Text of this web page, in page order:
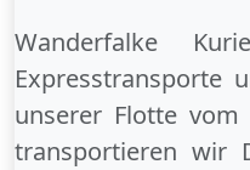
Wanderfalke
Expresstransporte
unserer Flotte
transportieren wir